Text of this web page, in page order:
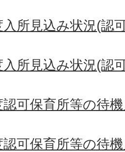
所見込み状況(認
所見込み状況(認
可保育所等の待
可保育所等の待